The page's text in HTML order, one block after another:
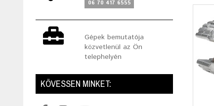
06 70 417 6555
Gépek bemutatója
közvetlenül az Ön
telephelyén
KÖVESSEN MINKET: